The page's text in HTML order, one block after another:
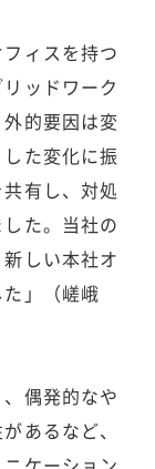
ィスを持つ
ッドワーク
的要因は変
た変化に振
有し、対処
た。当社の
しい本社オ
」（嵯峨
偶発的なや
あるなど、